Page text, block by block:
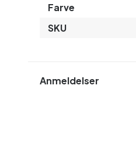
Farve
SKU
Anmeldelser